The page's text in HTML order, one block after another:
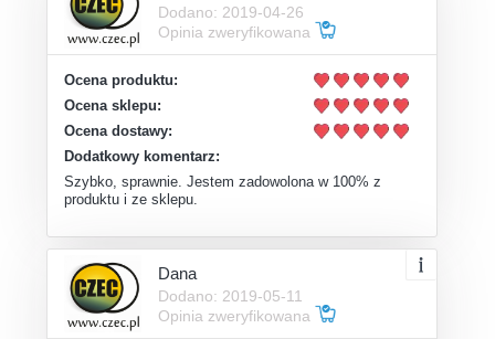
Dodano: 2019-04-26
Opinia zweryfikowana
Ocena produktu:
Ocena sklepu:
Ocena dostawy:
Dodatkowy komentarz:
Szybko, sprawnie. Jestem zadowolona w 100% z
produktu i ze sklepu.
Dana
Dodano: 2019-05-11
Opinia zweryfikowana